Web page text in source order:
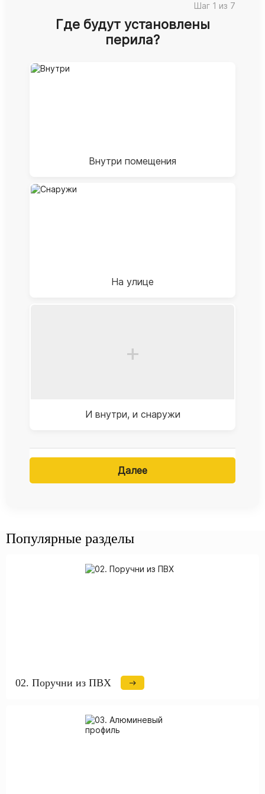
Шаг 1 из 7
Где будут установлены
перила?
Внутри помещения
На улице
+
И внутри, и снаружи
Далее
Популярные разделы
02. Поручни из ПВХ